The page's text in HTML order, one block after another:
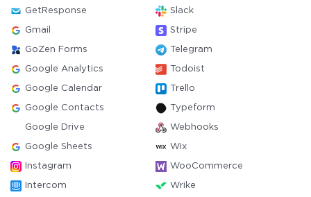
GetResponse Slack
Gmail Stripe
GoZen Forms Telegram
Google Analytics Todoist
Google Calendar Trello
Google Contacts Typeform
Google Drive Webhooks
Google Sheets Wix
Instagram WooCommerce
Intercom Wrike